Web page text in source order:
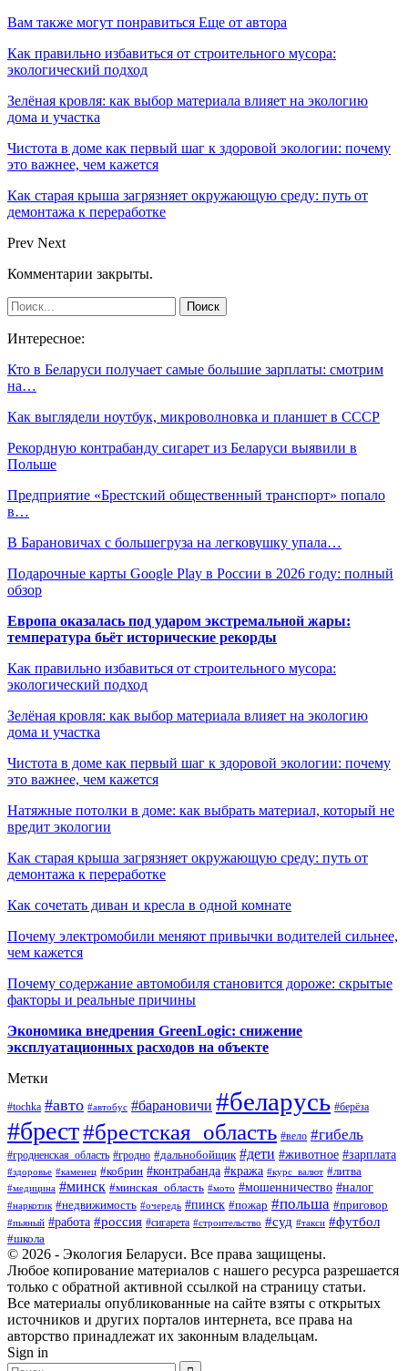
Вам также могут понравиться Еще от автора
Как правильно избавиться от строительного мусора:
экологический подход
Зелёная кровля: как выбор материала влияет на экологию
дома и участка
Чистота в доме как первый шаг к здоровой экологии: почему
это важнее, чем кажется
Как старая крыша загрязняет окружающую среду: путь от
демонтажа к переработке
Prev Next
Комментарии закрыты.
Интересное:
Кто в Беларуси получает самые большие зарплаты: смотрим
на…
Как выглядели ноутбук, микроволновка и планшет в СССР
Рекордную контрабанду сигарет из Беларуси выявили в
Польше
Предприятие «Брестский общественный транспорт» попало
в…
В Барановичах с большегруза на легковушку упала…
Подарочные карты Google Play в России в 2026 году: полный
обзор
Европа оказалась под ударом экстремальной жары:
температура бьёт исторические рекорды
Как правильно избавиться от строительного мусора:
экологический подход
Зелёная кровля: как выбор материала влияет на экологию
дома и участка
Чистота в доме как первый шаг к здоровой экологии: почему
это важнее, чем кажется
Натяжные потолки в доме: как выбрать материал, который не
вредит экологии
Как старая крыша загрязняет окружающую среду: путь от
демонтажа к переработке
Как сочетать диван и кресла в одной комнате
Почему электромобили меняют привычки водителей сильнее,
чем кажется
Почему содержание автомобиля становится дороже: скрытые
факторы и реальные причины
Экономика внедрения GreenLogic: снижение
эксплуатационных расходов на объекте
Метки
#tochka #авто #автобус #барановичи #беларусь #берёза
#брест#брестская_область #вело #гибель
#гродненская_область #гродно #дальнобойщик #дети #животное #зарплата
#здоровье #каменец #кобрин #контрабанда #кража #курс_валют #литва
#медицина #минск #минская_область #мото #мошенничество #налог
#наркотик #недвижимость #очередь #пинск #пожар #польша #приговор
#пьяный #работа #россия #сигарета #строительство #суд #такси #футбол
#школа
© 2026 - Экология Беларуси. Все права защищены.
Любое копирование материалов с нашего ресурса разрешается
только с обратной активной ссылкой на страницу статьи.
Все материалы опубликованные на сайте взяты с открытых
источников и других порталов интернета, все права на
авторство принадлежат их законным владельцам.
Sign in